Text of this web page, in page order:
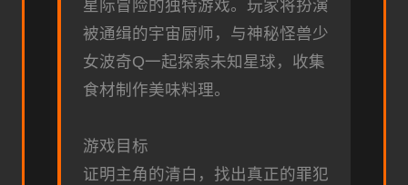
星际冒险的独特游戏。玩家将扮演
被通缉的宇宙厨师，与神秘怪兽少
女波奇Q一起探索未知星球，收集
食材制作美味料理。
游戏目标
证明主角的清白，找出真正的罪犯